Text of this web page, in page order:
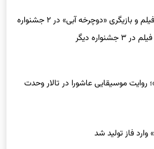
نامزدی بهترین فیلم و بازیگری «دوچرخه آبی» در ۲ جشنواره
دیگر
موسیقایی عاشورا در تالار وحدت
فاز تولید شد